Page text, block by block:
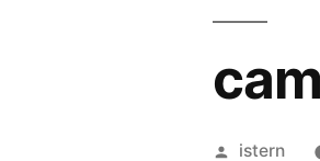
Publicado
istern